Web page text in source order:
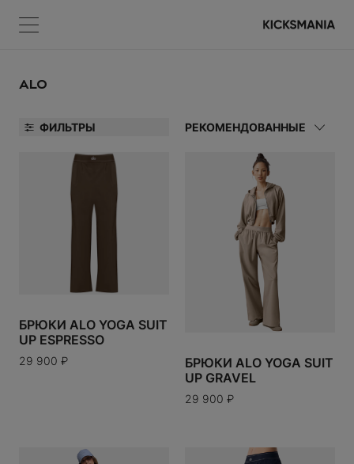
ALO
ФИЛЬТРЫ РЕКОМЕНДОВАННЫЕ
БРЮКИ ALO YOGA SUIT
UP ESPRESSO
29 900 ₽
БРЮКИ ALO YOGA SUIT
UP GRAVEL
29 900 ₽
Меню
Регистрация
ВОЙТИ
Забыли пароль?
Меню
НЕТ ТОВАРОВ